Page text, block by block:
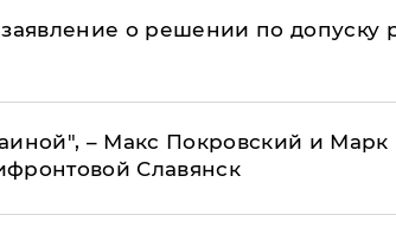
о решении по допуску
– Макс Покровский и Марк
Славянск